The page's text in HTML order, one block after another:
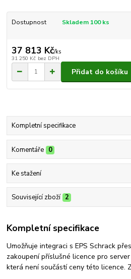
Dostupnost Skladem 100 ks
37 813 Kč/ks
31 250 Kč bez DPH
Přidat do košíku
Kompletní specifikace
Komentáře 0
Ke stažení
Související zboží 2
Kompletní specifikace
Umožňuje integraci s EPS Schrack
zakoupení příslušné licence pro
která není součástí ceny této licence.